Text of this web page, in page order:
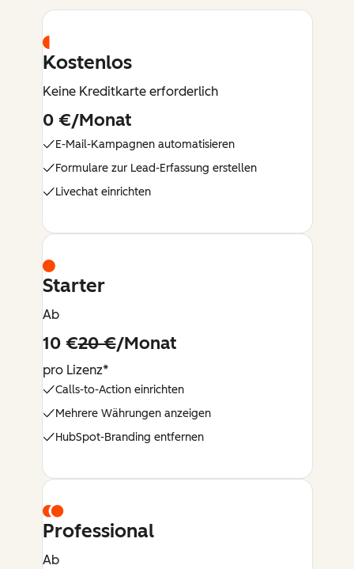
Kostenlos
Keine Kreditkarte erforderlich
0 €/Monat
E-Mail-Kampagnen automatisieren
Formulare zur Lead-Erfassung erstellen
Livechat einrichten
Starter
Ab
10 €20 €/Monat
pro Lizenz*
Calls-to-Action einrichten
Mehrere Währungen anzeigen
HubSpot-Branding entfernen
Professional
Ab